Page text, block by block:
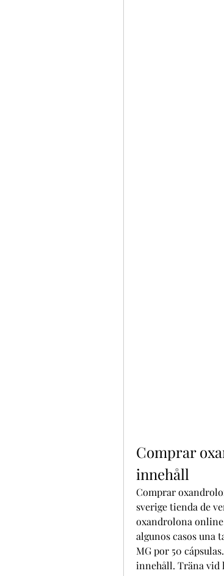
Comprar
innehåll
Comprar
sverige tienda de
oxandrolona online
algunos casos una
MG por 50
innehåll. Träna vid